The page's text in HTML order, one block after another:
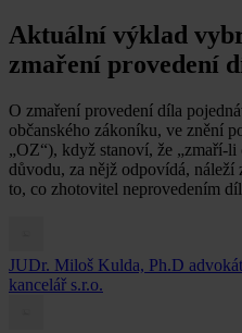
Aktuální výklad
zmaření provedení
O zmaření provedení díla
občanského zákoníku, ve znění
„OZ“), když stanoví, že „zmaří-
důvodu, za nějž odpovídá, náleží
to, co zhotovitel neprovedením
JUDr. Miloš Kulda, Ph.D
kancelář s.r.o.